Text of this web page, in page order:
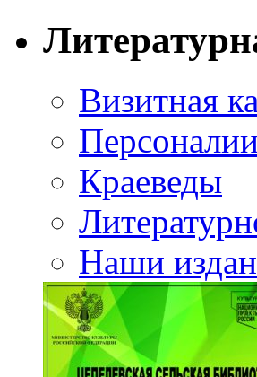
Визитная
Персоналии
Краеведы
Наши